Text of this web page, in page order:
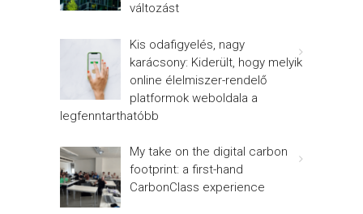
változást
Kis odafigyelés, nagy
karácsony: Kiderült, hogy melyik
online élelmiszer-rendelő
platformok weboldala a
legfenntarthatóbb
My take on the digital carbon
footprint: a first-hand
CarbonClass experience